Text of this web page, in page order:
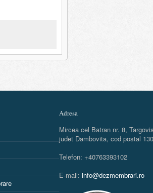
Adresa
Mircea cel Batran nr. 8,
judet Dambovita, cod postal
Telefon: +40763393102
E-mail:info@dezmembrari.ro